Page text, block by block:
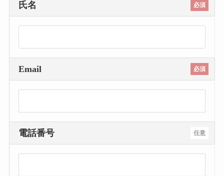
必須
氏名
必須
Email
任意
電話番号